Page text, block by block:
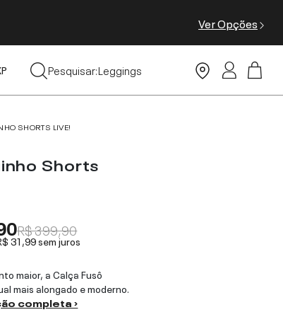
Ver Opções
Pesquisar:
Tops
Leggings
SHORTS LIVE!
Shorts
R$ 399,90
31,99sem juros
maior, a Calça Fusô
mais alongado e moderno.
completa ›